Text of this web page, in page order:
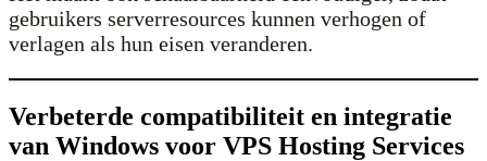
gebruikers serverresources kunnen verhogen of
verlagen als hun eisen veranderen.
Verbeterde compatibiliteit en integratie
van Windows voor VPS Hosting Services